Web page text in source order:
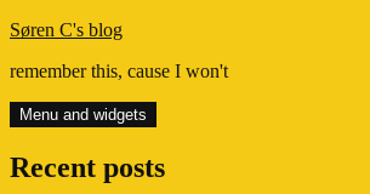
Skip
content
Søren C's blog
remember this, cause I won't
Menu and widgets
Recent posts